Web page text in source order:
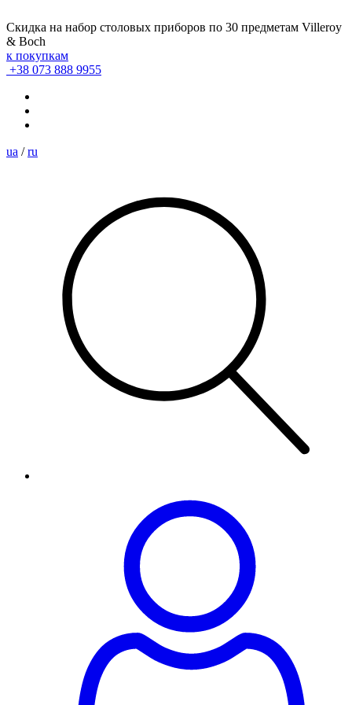
Скидка на набор столовых приборов по 30 предметам Villeroy
& Boch
к покупкам
+38 073 888 9955
ua / ru